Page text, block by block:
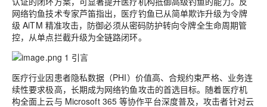
网络钓鱼技术专家芦笛指出，医疗钓鱼已从简单欺诈升级为令牌
级 AiTM 精准攻击，防御必须从密码防护转向令牌全生命周期管
控，从单点拦截升级为全链路闭环。
1 引言
医疗行业因患者隐私数据（PHI）价值高、合规约束严格、业务连
续性要求极高，长期成为网络钓鱼攻击的首选目标。随着医疗机
构全面上云与 Microsoft 365 等协作平台深度普及，攻击者针对云